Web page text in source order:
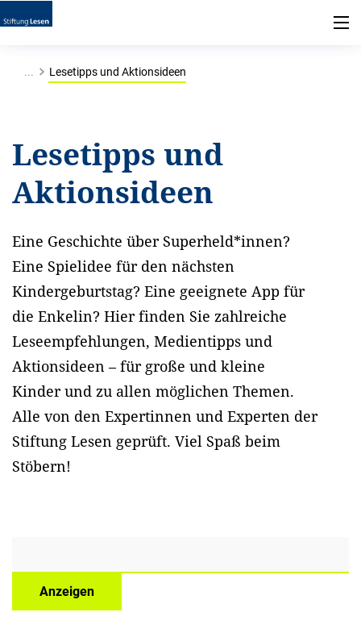
... Lesetipps und Aktionsideen
Lesetipps und
Aktionsideen
Eine Geschichte über Superheld*innen?
Eine Spielidee für den nächsten
Kindergeburtstag? Eine geeignete App für
die Enkelin? Hier finden Sie zahlreiche
Leseempfehlungen, Medientipps und
Aktionsideen – für große und kleine
Kinder und zu allen möglichen Themen.
Alle von den Expertinnen und Experten der
Stiftung Lesen geprüft. Viel Spaß beim
Stöbern!
Anzeigen